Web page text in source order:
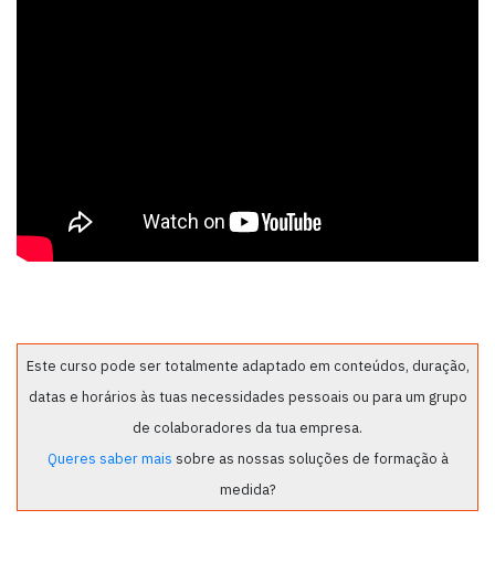
Este curso pode ser totalmente adaptado em conteúdos, duração,
datas e horários às tuas necessidades pessoais ou para um grupo
de colaboradores da tua empresa.
Queres saber mais sobre as nossas soluções de formação à
medida?